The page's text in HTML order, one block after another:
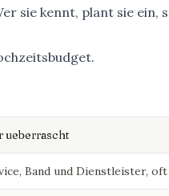
sie kennt, plant sie ein,
.
ueberrascht
Band und Dienstleister,